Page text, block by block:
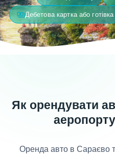
paymentsДебетова картка або готівка
Як орендувати
Оренда авто в Сараєво